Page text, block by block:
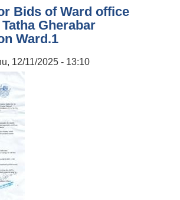
Bids of Ward office
Gherabar
Ward.1
12/11/2025 - 13:10